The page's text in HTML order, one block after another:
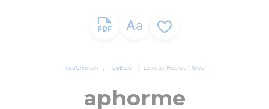
TopChrétien TopBible Lexique Hébreu / Grec
aphorme